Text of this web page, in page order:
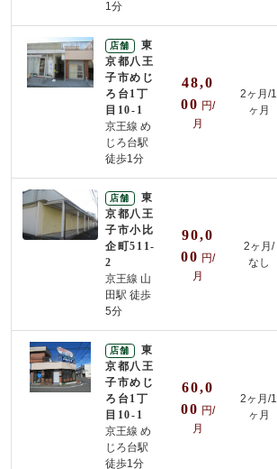
1分
店舗
東
京都八王
子市めじ
ろ台1丁
目10-1
京王線 め
じろ台駅
徒歩1分
48,0
00 円/
月
2ヶ月/1
ヶ月
店舗
東
京都八王
子市小比
企町511-
2
京王線 山
田駅 徒歩
5分
90,0
00 円/
月
2ヶ月/
なし
店舗
東
京都八王
子市めじ
ろ台1丁
目10-1
京王線 め
じろ台駅
徒歩1分
60,0
00 円/
月
2ヶ月/1
ヶ月